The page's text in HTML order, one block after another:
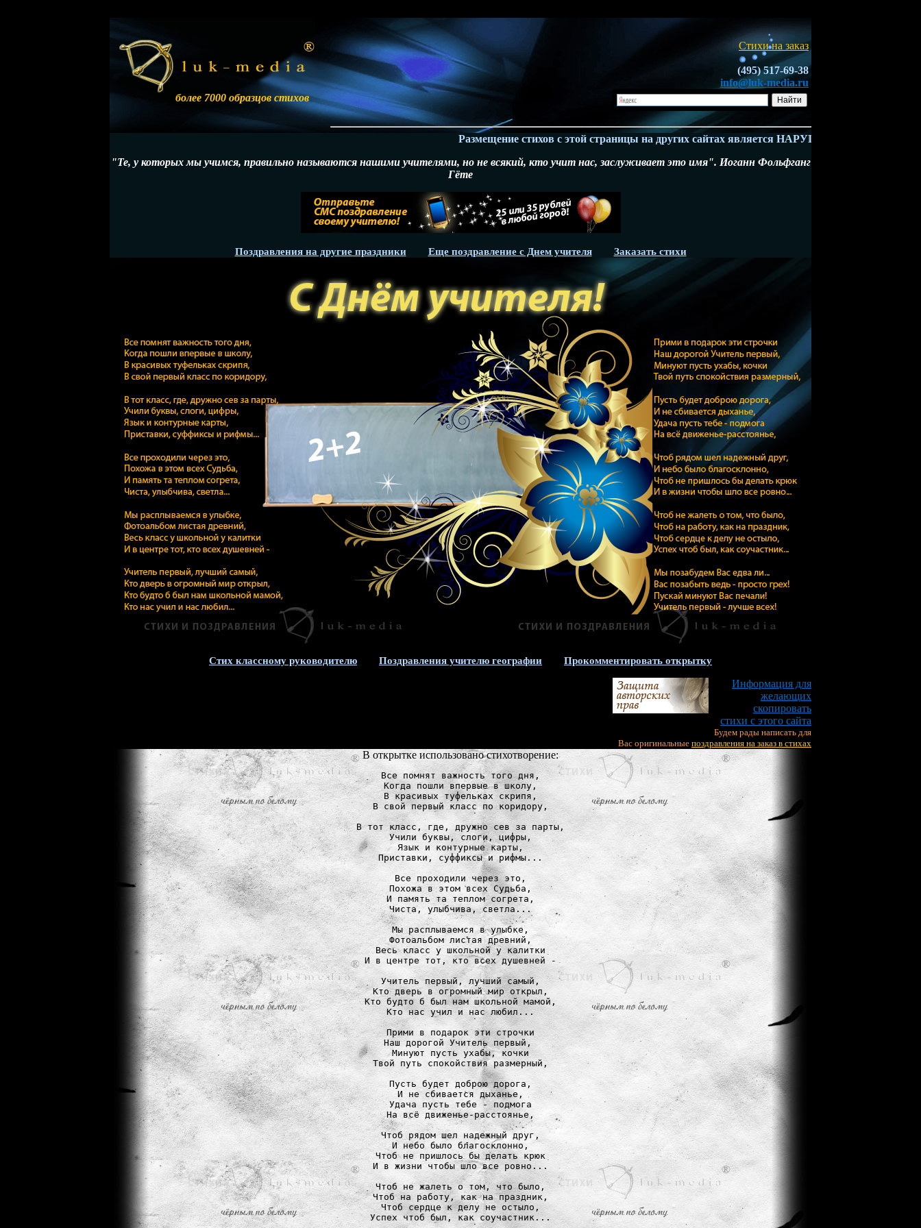
более 7000 образцов стихов
Стихи на заказ
(495) 517-69-38
info@luk-media.ru
Размещение стихов с этой страницы на других сайтах является НАРУШЕНИЕМ ЗАКОНА - Ч.4
"Те, у которых мы учимся, правильно называются нашими учителями, но не всякий, кто учит нас, заслуживает это имя". Иоганн Фольфганг
Гёте
Поздравления на другие праздники Еще поздравление с Днем учителя Заказать стихи
Стих классному руководителю Поздравления учителю географии Прокомментировать открытку
Информация для
желающих
скопировать
стихи с этого сайта
Будем рады написать для
Вас оригинальные поздравления на заказ в стихах
В открытке использовано стихотворение:
Все помнят важность того дня,
Когда пошли впервые в школу,
В красивых туфельках скрипя,
В свой первый класс по коридору,
В тот класс, где, дружно сев за парты,
Учили буквы, слоги, цифры,
Язык и контурные карты,
Приставки, суффиксы и рифмы...
Все проходили через это,
Похожа в этом всех Судьба,
И память та теплом согрета,
Чиста, улыбчива, светла...
Мы расплываемся в улыбке,
Фотоальбом листая древний,
Весь класс у школьной у калитки
И в центре тот, кто всех душевней -
Учитель первый, лучший самый,
Кто дверь в огромный мир открыл,
Кто будто б был нам школьной мамой,
Кто нас учил и нас любил...
Прими в подарок эти строчки
Наш дорогой Учитель первый,
Минуют пусть ухабы, кочки
Твой путь спокойствия размерный,
Пусть будет доброю дорога,
И не сбивается дыханье,
Удача пусть тебе - подмога
На всё движенье-расстоянье,
Чтоб рядом шел надежный друг,
И небо было благосклонно,
Чтоб не пришлось бы делать крюк
И в жизни чтобы шло все ровно...
Чтоб не жалеть о том, что было,
Чтоб на работу, как на праздник,
Чтоб сердце к делу не остыло,
Успех чтоб был, как соучастник...